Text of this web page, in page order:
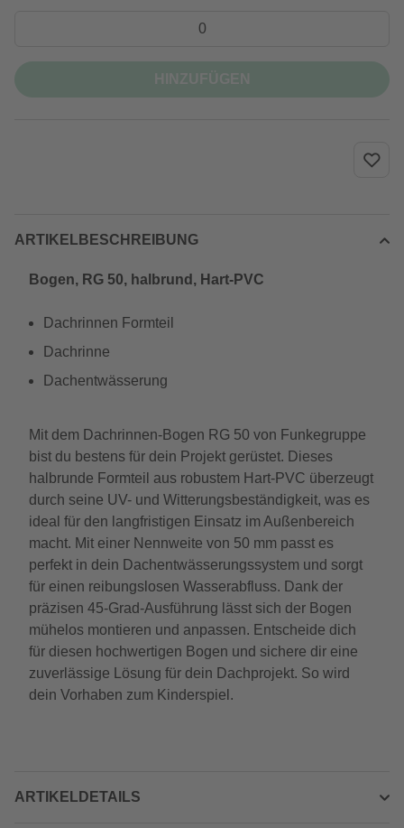
ARTIKELBESCHREIBUNG
Bogen, RG 50, halbrund, Hart-PVC
Dachrinnen Formteil
Dachrinne
Dachentwässerung
Mit dem Dachrinnen-Bogen RG 50 von Funkegruppe
bist du bestens für dein Projekt gerüstet. Dieses
halbrunde Formteil aus robustem Hart-PVC überzeugt
durch seine UV- und Witterungsbeständigkeit, was es
ideal für den langfristigen Einsatz im Außenbereich
macht. Mit einer Nennweite von 50 mm passt es
perfekt in dein Dachentwässerungssystem und sorgt
für einen reibungslosen Wasserabfluss. Dank der
präzisen 45-Grad-Ausführung lässt sich der Bogen
mühelos montieren und anpassen. Entscheide dich
für diesen hochwertigen Bogen und sichere dir eine
zuverlässige Lösung für dein Dachprojekt. So wird
dein Vorhaben zum Kinderspiel.
ARTIKELDETAILS